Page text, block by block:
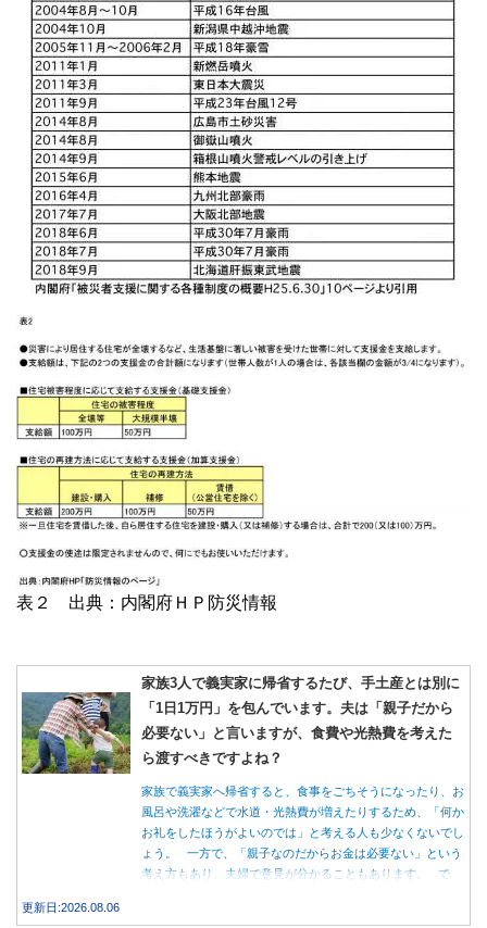
表２ 出典：内閣府ＨＰ防災情報
家族3人で義実家に帰省するたび、手土産とは別に
「1日1万円」を包んでいます。夫は「親子だから
必要ない」と言いますが、食費や光熱費を考えた
ら渡すべきですよね？
家族で義実家へ帰省すると、食事をごちそうになったり、お
風呂や洗濯などで水道・光熱費が増えたりするため、「何か
お礼をしたほうがよいのでは」と考える人も少なくないでし
ょう。 一方で、「親子なのだからお金は必要ない」という
考え方もあり、夫婦で意見が分かることもあります。 で
更新日:2026.08.06